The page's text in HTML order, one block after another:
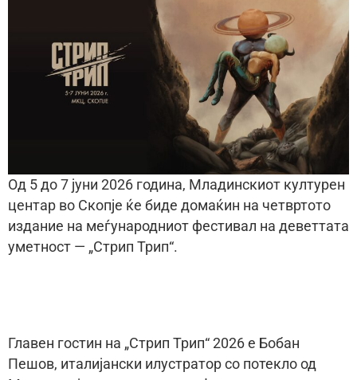
Од 5 до 7 јуни 2026 година, Младинскиот културен
центар во Скопје ќе биде домаќин на четвртото
издание на меѓународниот фестивал на деветтата
уметност — „Стрип Трип“.
Главен гостин на „Стрип Трип“ 2026 е Бобан
Пешов, италијански илустратор со потекло од